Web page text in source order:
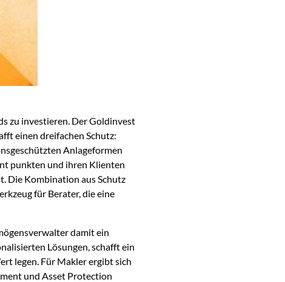
zu investieren. Der Goldinvest
einen dreifachen Schutz:
Anlageformen
punkten und ihren Klienten
Die Kombination aus Schutz
für Berater, die eine
damit ein
Lösungen, schafft ein
legen. Für Makler ergibt sich
und Asset Protection